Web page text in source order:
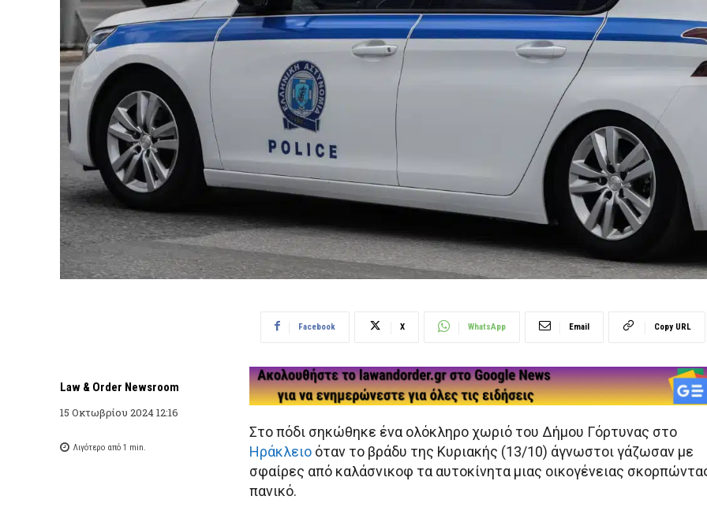
Law & Order Newsroom
15 Οκτωβρίου 2024 12:16
Λιγότερο από 1 min.
Facebook X WhatsApp Email Copy URL
Στο πόδι σηκώθηκε ένα ολόκληρο χωριό του Δήμου Γόρτυνας στο
Ηράκλειο όταν το βράδυ της Κυριακής (13/10) άγνωστοι γάζωσαν με
σφαίρες από καλάσνικοφ τα αυτοκίνητα μιας οικογένειας
πανικό.